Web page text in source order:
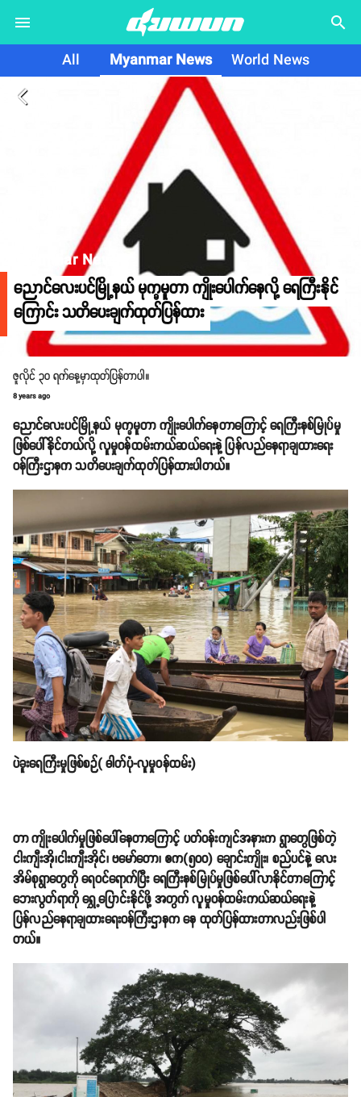
search
All Myanmar News World News
arrow_back_ios
Myanmar News
ညောင်လေးပင်မြို့နယ် မုက္ခမူတာ ကျိုးပေါက်နေလို့ ရေကြီးနိုင်
ကြောင်း သတိပေးချက်ထုတ်ပြန်ထား
ဇူလိုင် ၃၀ ရက်နေ့မှာထုတ်ပြန်တာပါ။
8 years ago
ညောင်လေးပင်မြို့နယ် မုက္ခမူတာ ကျိုးပေါက်နေတာကြောင့် ရေကြီးနစ်မြုပ်မှု
ဖြစ်ပေါ်နိုင်တယ်လို့ လူမှုဝန်ထမ်းကယ်ဆယ်ရေးနဲ့ ပြန်လည်နေရာချထားရေး
ဝန်ကြီးဌာနက သတိပေးချက်ထုတ်ပြန်ထားပါတယ်။
ပဲခူးရေကြီးမှုဖြစ်စဉ်( ဓါတ်ပုံ-လူမှုဝန်ထမ်း)
တာ ကျိုးပေါက်မှုဖြစ်ပေါ်နေတာကြောင့် ပတ်ဝန်းကျင်အနားက ရွာတွေဖြစ်တဲ့
ငါးကျီးအို၊ငါးကျီးအိုင်၊ ဗမော်တော၊ ဧက(၅၀၀) ချောင်းကျိုး၊ စည်ပင်နဲ့ လေး
အိမ်စုရွာတွေကို ရေဝင်ရောက်ပြီး ရေကြီးနစ်မြုပ်မှုဖြစ်ပေါ်လာနိုင်တာကြောင့်
ဘေးလွတ်ရာကို ရွှေ့ပြောင်းနိုင်ဖို့ အတွက် လူမှုဝန်ထမ်းကယ်ဆယ်ရေးနဲ့
ပြန်လည်နေရာချထားရေးဝန်ကြီးဌာနက နေ ထုတ်ပြန်ထားတာလည်းဖြစ်ပါ
တယ်။